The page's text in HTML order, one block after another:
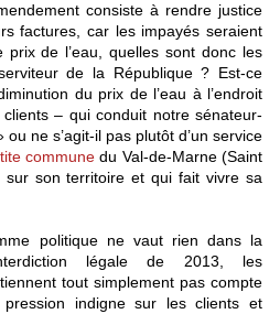
consiste à rendre justice
factures, car les impayés seraient
de l’eau, quelles sont donc les
de la République ? Est-ce
du prix de l’eau à l’endroit
– qui conduit notre sénateur-
ne s’agit-il pas plutôt d’un service
commune du Val-de-Marne (Saint
sur son territoire et qui fait vivre sa
politique ne vaut rien dans la
légale de 2013, les
tout simplement pas compte
indigne sur les clients et